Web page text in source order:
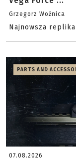
Grzegorz Woźnica
Najnowsza
PARTS AND
07.08.2026